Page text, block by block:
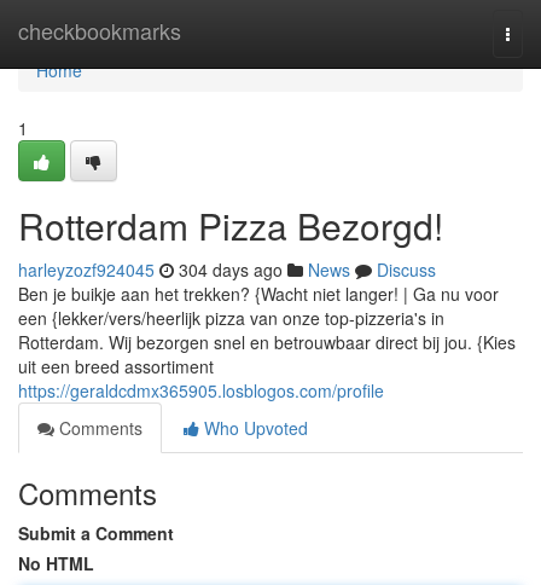
checkbookmarks
Home
Home
1
Rotterdam Pizza Bezorgd!
harleyzozf924045 304 days ago News
Discuss
Ben je buikje aan het trekken? {Wacht niet langer! | Ga nu voor
een {lekker/vers/heerlijk pizza van onze top-pizzeria's in
Rotterdam. Wij bezorgen snel en betrouwbaar direct bij jou. {Kies
uit een breed assortiment
https://geraldcdmx365905.losblogos.com/profile
Comments
Who Upvoted
Comments
Submit a Comment
No HTML